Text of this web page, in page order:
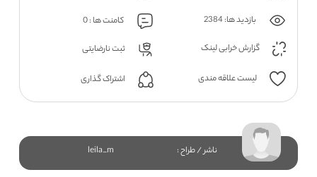
بازدید ها: 2384
کامنت ها : 0
گزارش خرابی لینک
ثبت نارضایتی
لیست علاقه مندی اشتراک گذاری
ناشر / طراح : leila_m